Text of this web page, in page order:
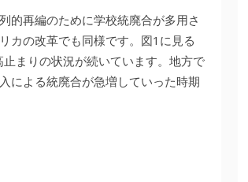
的再編のために学校統廃合が多用さ
カの改革でも同様です。図1に見る
まりの状況が続いています。地方で
による統廃合が急増していった時期